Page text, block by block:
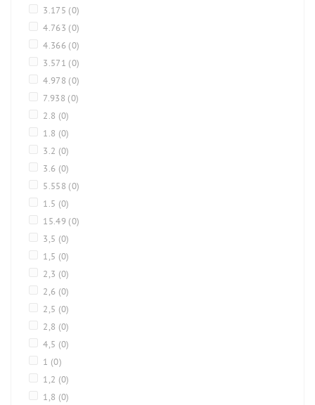
3.175 (0)
4.763 (0)
4.366 (0)
3.571 (0)
4.978 (0)
7.938 (0)
2.8 (0)
1.8 (0)
3.2 (0)
3.6 (0)
5.558 (0)
1.5 (0)
15.49 (0)
3,5 (0)
1,5 (0)
2,3 (0)
2,6 (0)
2,5 (0)
2,8 (0)
4,5 (0)
1 (0)
1,2 (0)
1,8 (0)